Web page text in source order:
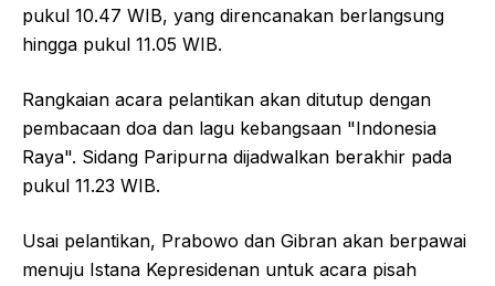
pukul 10.47 WIB, yang direncanakan berlangsung
hingga pukul 11.05 WIB.
Rangkaian acara pelantikan akan ditutup dengan
pembacaan doa dan lagu kebangsaan "Indonesia
Raya". Sidang Paripurna dijadwalkan berakhir pada
pukul 11.23 WIB.
Usai pelantikan, Prabowo dan Gibran akan berpawai
menuju Istana Kepresidenan untuk acara pisah